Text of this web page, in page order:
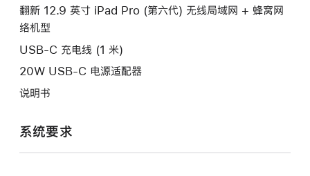
口。
窗
翻新 12.9 英寸 iPad Pro (第六代) 无线局域网 + 蜂窝网
络机型
USB-C 充电线 (1 米)
20W USB-C 电源适配器
说明书
系统要求